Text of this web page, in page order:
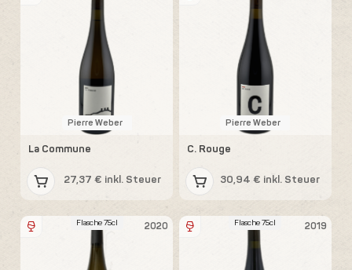
Pierre Weber
La Commune
27,37 € inkl. Steuer
Pierre Weber
C. Rouge
30,94 € inkl. Steuer
2020
Flasche 75cl 2019
Flasche 75cl